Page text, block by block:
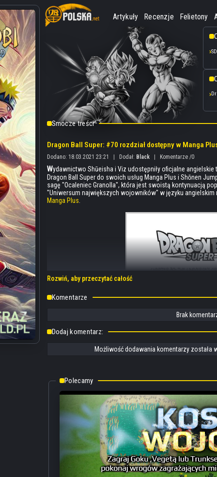
Artykuły Recenzje Felietony
Smocze treści
Dragon Ball Super: #70 rozdział dostępny w Manga
Dodano: 18.03.2021 23:21 | Dodał: Black | Komentarze /0
Wydawnictwo Shūeisha i Viz udostępniły oficjalne angielskie
Dragon Ball Super do swoich usług Manga Plus i Shōnen
sagę "Ocaleniec Granolla", która jest swoistą kontynuacją
"Uniwersum największych wojowników" w języku angielskim
Manga Plus
Następny, #71 rozdział będzie miał premierę 20 kwietnia o
Manga Dragon Ball Super powstaje od czerwca 2015 roku
najnowszy #14 tom został wydany w grudniu 2020 roku, w
dziesięciu tomów.
Rozwiń, aby przeczytać całość
Komentarze
Brak
Dodaj komentarz:
Możliwość dodawania komentarzy została
Polecamy